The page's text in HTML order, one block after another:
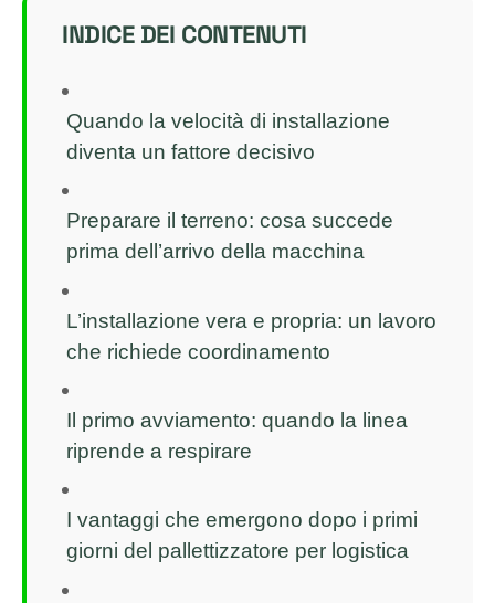
INDICE DEI CONTENUTI
Quando la velocità di installazione
diventa un fattore decisivo
Preparare il terreno: cosa succede
prima dell’arrivo della macchina
L’installazione vera e propria: un lavoro
che richiede coordinamento
Il primo avviamento: quando la linea
riprende a respirare
I vantaggi che emergono dopo i primi
giorni del pallettizzatore per logistica